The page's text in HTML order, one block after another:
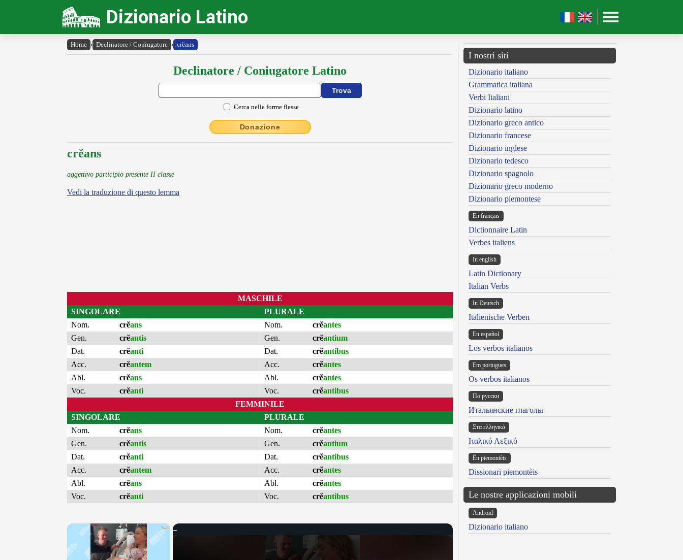
Dizionario Latino
Home › Declinatore / Coniugatore › crĕans
Declinatore / Coniugatore Latino
Cerca nelle forme flesse
Donazione
crĕans
aggettivo participio presente II classe
Vedi la traduzione di questo lemma
MASCHILE
SINGOLARE
Nom.
crĕans
Gen.
crĕantis
Dat.
crĕanti
Acc.
crĕantem
Abl.
crĕans
Voc.
crĕanti
PLURALE
Nom.
crĕantes
Gen.
crĕantium
Dat.
crĕantibus
Acc.
crĕantes
Abl.
crĕantes
Voc.
crĕantibus
FEMMINILE
SINGOLARE
Nom.
crĕans
Gen.
crĕantis
Dat.
crĕanti
Acc.
crĕantem
Abl.
crĕans
Voc.
crĕanti
PLURALE
Nom.
crĕantes
Gen.
crĕantium
Dat.
crĕantibus
Acc.
crĕantes
Abl.
crĕantes
Voc.
crĕantibus
×
I nostri siti
Dizionario italiano
Grammatica italiana
Verbi Italiani
Dizionario latino
Dizionario greco antico
Dizionario francese
Dizionario inglese
Dizionario tedesco
Dizionario spagnolo
Dizionario greco moderno
Dizionario piemontese
En français
Dictionnaire Latin
Verbes italiens
In english
Latin Dictionary
Italian Verbs
In Deutsch
Italienische Verben
En español
Los verbos italianos
Em portugues
Os verbos italianos
По русски
Итальянские глаголы
Στα ελληνικά
Ιταλικό Λεξικό
Ën piemontèis
Dissionari piemontèis
Le nostre applicazioni mobili
Android
Dizionario italiano